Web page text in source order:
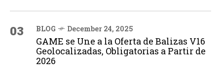
03 BLOG December 24, 2025
GAME se Une a la Oferta de Balizas V16
Geolocalizadas, Obligatorias a Partir de
2026